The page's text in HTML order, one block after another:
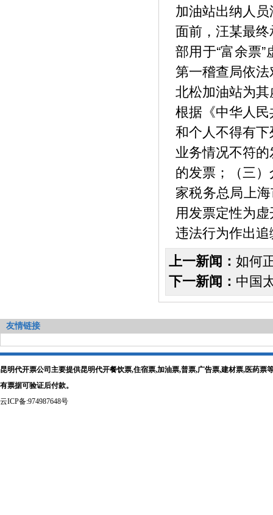
加油站出纳人
面前，汪某最
部用于“富余票
第一稽查局依
北松加油站为
根据《中华人
和个人不得有
业务情况不符
的发票；（三
家税务总局上
用发票定性为
违法行为作出
上一新闻： 如何
下一新闻： 中国
友情链接
昆明代开票公司主要提供昆明代开餐饮票,住宿票,加油票,普票,广告票,建材票,医药
有票据可验证后付款。
云ICP备:974987648号